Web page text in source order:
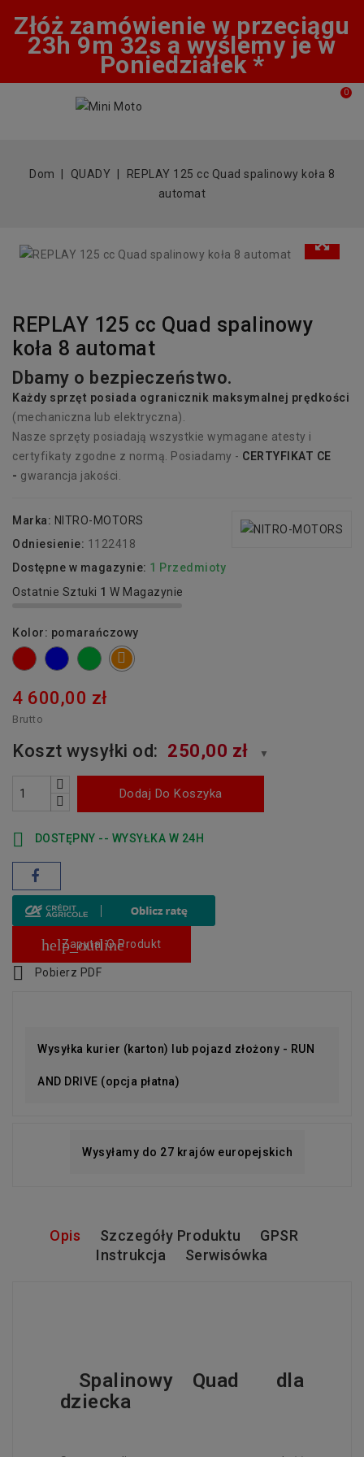
Złóż zamówienie w przeciągu
23h 9m 32s a wyślemy je w
Poniedziałek *
0
Dom QUADY
REPLAY 125 cc Quad spalinowy koła 8
automat
REPLAY 125 cc Quad spalinowy
koła 8 automat
Dbamy o bezpieczeństwo.
Każdy sprzęt posiada ogranicznik maksymalnej prędkości
(mechaniczna lub elektryczna).
Nasze sprzęty posiadają wszystkie wymagane atesty i
certyfikaty zgodne z normą. Posiadamy - CERTYFIKAT CE
- gwarancja jakości.
Marka: NITRO-MOTORS
Odniesienie: 1122418
Dostępne w magazynie: 1 Przedmioty
Ostatnie Sztuki 1 W Magazynie
Kolor: pomarańczowy
czerwonyniebieskizielonypomarańczowy
4 600,00 zł
Brutto
Koszt wysyłki od: 250,00 zł ▼
Dodaj Do Koszyka
 DOSTĘPNY -- WYSYŁKA W 24H
help_outline
Zapytaj O Produkt
 Pobierz PDF
Wysyłka kurier (karton) lub pojazd złożony - RUN
AND DRIVE (opcja płatna)
Wysyłamy do 27 krajów europejskich
Opis Szczegóły Produktu
GPSR
Instrukcja
Serwisówka
Spalinowy Quad
dla
dziecka